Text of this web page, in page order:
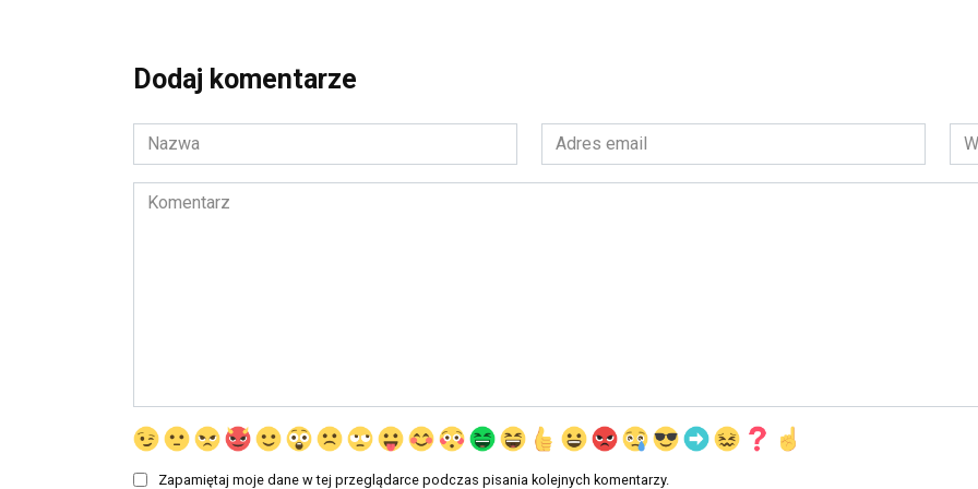
Dodaj komentarze
Nazwa
*
Adres
email
*
Komentarz
Zapamiętaj moje dane w tej przeglądarce podczas pisania kolejnych komentarzy.